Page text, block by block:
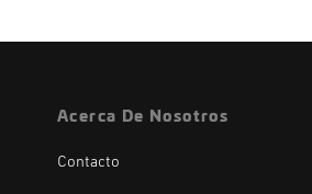
Acerca De Nosotros
Contacto